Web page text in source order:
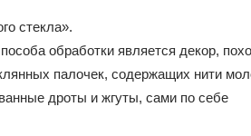
стекла».
обработки является декор,
палочек, содержащих нити
дроты и жгуты, сами по себе